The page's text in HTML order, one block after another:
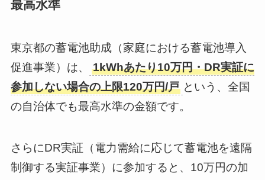
最高水準
東京都の蓄電池助成（家庭における蓄電池導入
促進事業）は、
1kWhあたり10万円・DR実証に
参加しない場合の上限120万円/戸 という、全国
の自治体でも最高水準の金額です。
さらにDR実証（電力需給に応じて蓄電池を遠隔
制御する実証事業）に参加すると、10万円の加